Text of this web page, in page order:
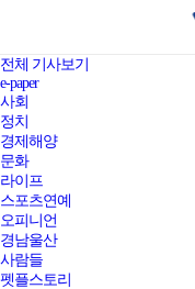
전체 기사보기
e-paper
사회
정치
경제해양
문화
라이프
스포츠연예
오피니언
경남울산
사람들
펫플스토리